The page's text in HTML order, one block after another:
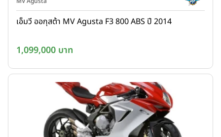
เอ็มวี ออกุสต้า MV Agusta F3 800 ABS ปี 2014
1,099,000 บาท